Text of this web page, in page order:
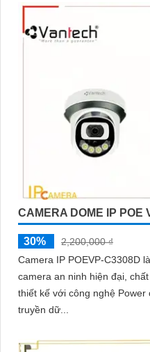
CAMERA DOME IP POE
30%
2,200,000 ₫
Camera IP POEVP-C3308D
camera an ninh hiện đại, chất
thiết kế với công nghệ
truyền dữ...